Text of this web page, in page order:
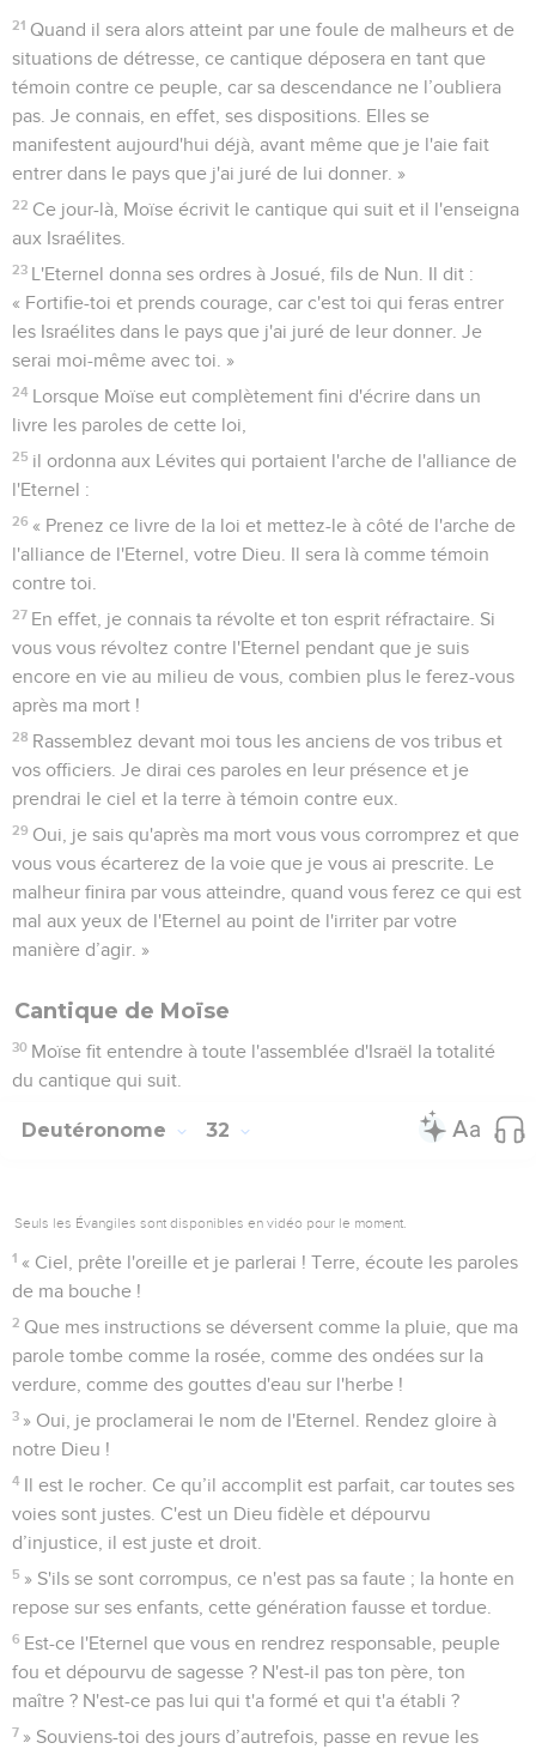
21 Quand il sera alors atteint par une foule de malheurs et de
situations de détresse, ce cantique déposera en tant que
témoin contre ce peuple, car sa descendance ne l’oubliera
pas. Je connais, en effet, ses dispositions. Elles se
manifestent aujourd'hui déjà, avant même que je l'aie fait
entrer dans le pays que j'ai juré de lui donner. »
22 Ce jour-là, Moïse écrivit le cantique qui suit et il l'enseigna
aux Israélites.
23 L'Eternel donna ses ordres à Josué, fils de Nun. Il dit :
« Fortifie-toi et prends courage, car c'est toi qui feras entrer
les Israélites dans le pays que j'ai juré de leur donner. Je
serai moi-même avec toi. »
24 Lorsque Moïse eut complètement fini d'écrire dans un
livre les paroles de cette loi,
25 il ordonna aux Lévites qui portaient l'arche de l'alliance de
l'Eternel :
26 « Prenez ce livre de la loi et mettez-le à côté de l'arche de
l'alliance de l'Eternel, votre Dieu. Il sera là comme témoin
contre toi.
27 En effet, je connais ta révolte et ton esprit réfractaire. Si
vous vous révoltez contre l'Eternel pendant que je suis
encore en vie au milieu de vous, combien plus le ferez-vous
après ma mort !
28 Rassemblez devant moi tous les anciens de vos tribus et
vos officiers. Je dirai ces paroles en leur présence et je
prendrai le ciel et la terre à témoin contre eux.
29 Oui, je sais qu'après ma mort vous vous corromprez et que
vous vous écarterez de la voie que je vous ai prescrite. Le
malheur finira par vous atteindre, quand vous ferez ce qui est
mal aux yeux de l'Eternel au point de l'irriter par votre
manière d’agir. »
Cantique de Moïse
30 Moïse fit entendre à toute l'assemblée d'Israël la totalité
du cantique qui suit.
Deutéronome 32
Seuls les Évangiles sont disponibles en vidéo pour le moment.
1 « Ciel, prête l'oreille et je parlerai ! Terre, écoute les paroles
de ma bouche !
2 Que mes instructions se déversent comme la pluie, que ma
parole tombe comme la rosée, comme des ondées sur la
verdure, comme des gouttes d'eau sur l'herbe !
3 » Oui, je proclamerai le nom de l'Eternel. Rendez gloire à
notre Dieu !
4 Il est le rocher. Ce qu’il accomplit est parfait, car toutes ses
voies sont justes. C'est un Dieu fidèle et dépourvu
d’injustice, il est juste et droit.
5 » S'ils se sont corrompus, ce n'est pas sa faute ; la honte en
repose sur ses enfants, cette génération fausse et tordue.
6 Est-ce l'Eternel que vous en rendrez responsable, peuple
fou et dépourvu de sagesse ? N'est-il pas ton père, ton
maître ? N'est-ce pas lui qui t'a formé et qui t'a établi ?
7 » Souviens-toi des jours d’autrefois, passe en revue les